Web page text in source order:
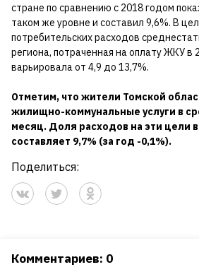
стране по сравнению с 2018 годом
таком же уровне и составил 9,6%. В
потребитель­ских расходов
региона, потраченная на оплату ЖКУ в
варьировала от 4,9 до 13,7%.
Отметим, что жители Томской
жилищно-коммунальные услуги в
месяц. Доля расходов на эти цели
составляет 9,7% (за год -0,1%).
Поделиться:
Комментариев: 0